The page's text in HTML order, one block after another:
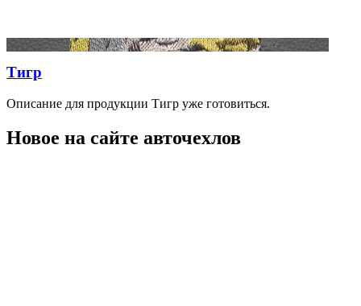
Тигр
Описание для продукции Тигр уже готовиться.
Новое на сайте авточехлов